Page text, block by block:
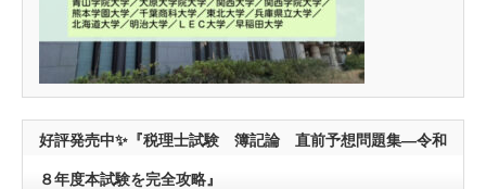
好評発売中✨『税理士試験 簿記論 直前予想問題集―令和
８年度本試験を完全攻略』